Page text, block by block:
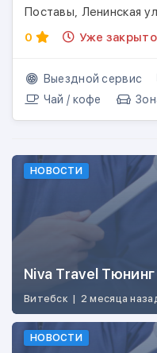
Поставы, Ленинская
0
Уже закрыто
Выездной сервис
Чай / кофе
НОВОСТИ
Niva Travel
Витебск | 2 месяца
НОВОСТИ